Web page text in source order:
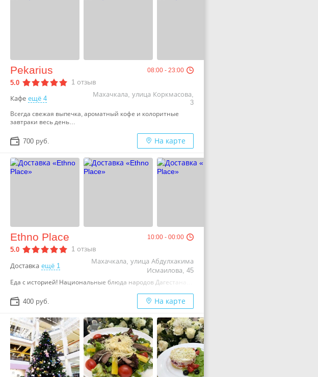
Pekarius 08:00 - 23:00
5.0 1 отзыв
Кафе ещё 4
Махачкала, улица Коркмасова,
3
Всегда свежая выпечка, ароматный кофе и колоритные
завтраки весь день…
700 руб. На карте
Ethno Place 10:00 - 00:00
5.0 1 отзыв
Доставка ещё 1
Махачкала, улица Абдулхакима
Исмаилова, 45
Еда с историей! Национальные блюда народов Дагестана…
400 руб. На карте